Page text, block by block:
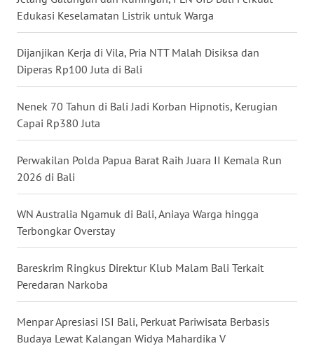
Edukasi Keselamatan Listrik untuk Warga
Dijanjikan Kerja di Vila, Pria NTT Malah Disiksa dan
Diperas Rp100 Juta di Bali
Nenek 70 Tahun di Bali Jadi Korban Hipnotis, Kerugian
Capai Rp380 Juta
Perwakilan Polda Papua Barat Raih Juara II Kemala Run
2026 di Bali
WN Australia Ngamuk di Bali, Aniaya Warga hingga
Terbongkar Overstay
Bareskrim Ringkus Direktur Klub Malam Bali Terkait
Peredaran Narkoba
Menpar Apresiasi ISI Bali, Perkuat Pariwisata Berbasis
Budaya Lewat Kalangan Widya Mahardika V
WN
WN
DANAU
TOBA
WN
NIAS
WN
LANGKAT